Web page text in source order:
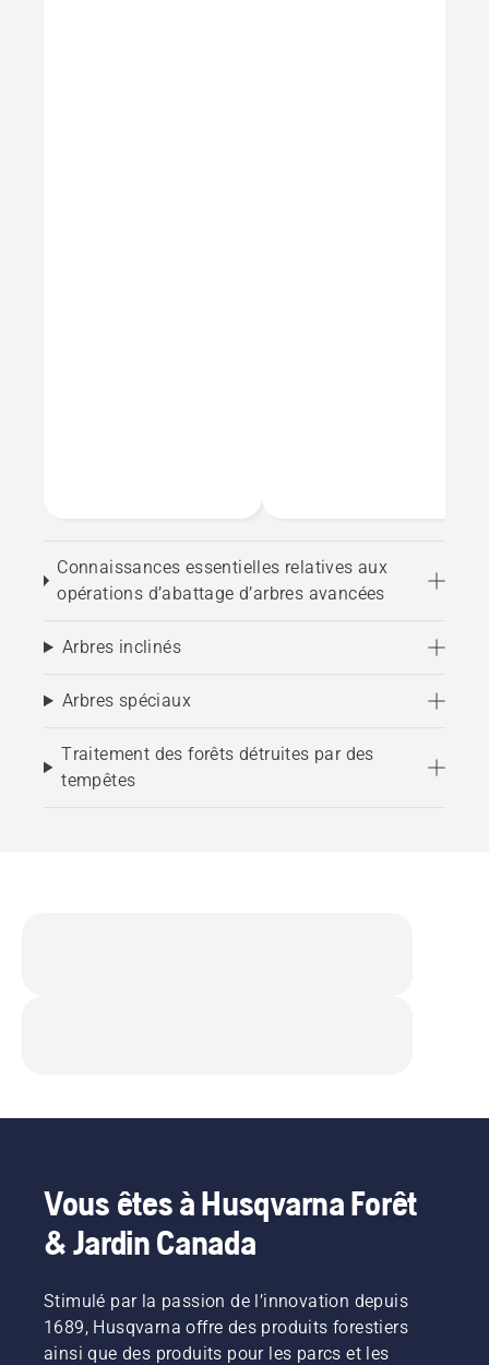
Connaissances essentielles relatives aux
opérations d’abattage d’arbres avancées
Arbres inclinés
Arbres spéciaux
Traitement des forêts détruites par des
tempêtes
Vous êtes à Husqvarna Forêt
& Jardin Canada
Stimulé par la passion de l’innovation depuis
1689, Husqvarna offre des produits forestiers
ainsi que des produits pour les parcs et les